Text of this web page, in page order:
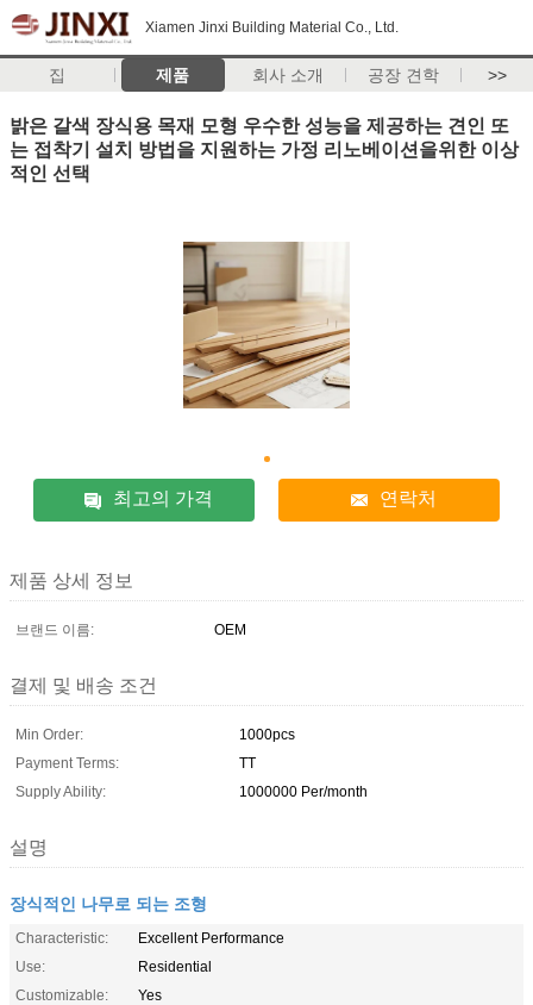
Xiamen Jinxi Building Material Co., Ltd.
집 제품 회사 소개 공장 견학 >>
밝은 갈색 장식용 목재 모형 우수한 성능을 제공하는 견인 또
는 접착기 설치 방법을 지원하는 가정 리노베이션을위한 이상
적인 선택
최고의 가격 연락처
제품 상세 정보
브랜드 이름: OEM
결제 및 배송 조건
Min Order:
1000pcs
Payment Terms:
TT
Supply Ability:
1000000 Per/month
설명
장식적인 나무로 되는 조형
Characteristic:
Excellent Performance
Use:
Residential
Customizable:
Yes